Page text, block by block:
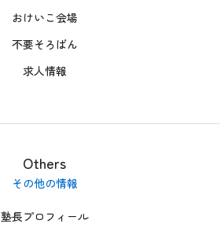
おけいこ会場
不要そろばん
求人情報
Others
その他の情報
塾長プロフィール